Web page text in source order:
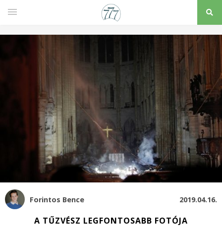
Forintos Bence 2019.04.16.
A TŰZVÉSZ LEGFONTOSABB FOTÓJA